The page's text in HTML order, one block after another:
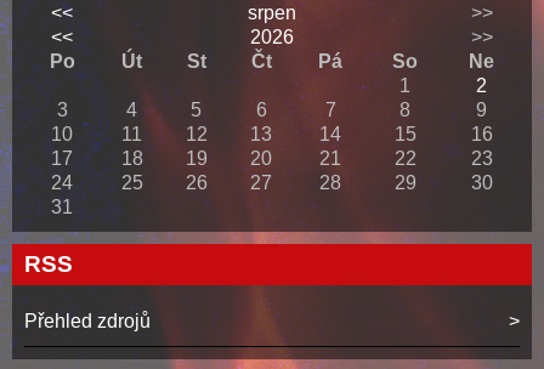
<<
srpen
>>
<<
2026
>>
Po
Út St Čt Pá So
Ne
1
2
3
4 5 6 7 8
9
10
11 12 13 14 15
16
17
18 19 20 21 22
23
24
25 26 27 28 29
30
31
RSS
Přehled zdrojů